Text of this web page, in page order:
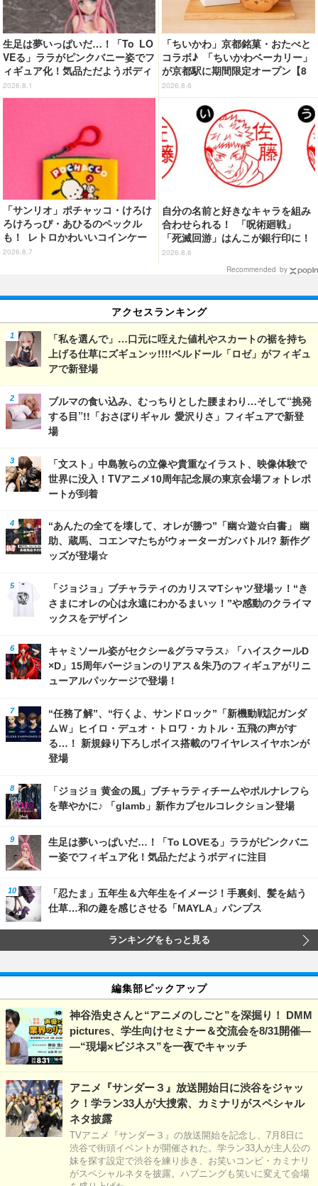
生足は夢いっぱいだ…！「To LO
VEる」ララがピンクバニー姿でフ
ィギュア化！気品ただようボディ
に注目
2026.8.1
「ちいかわ」京都銘菓・おたべと
コラボ♪ 「ちいかわベーカリー」
が京都駅に期間限定オープン【8
月13日～】
2026.8.6
「サンリオ」ポチャッコ・けろけ
ろけろっぴ・あひるのペックル
も！ レトロかわいいコインケー
ス第2弾がカプセルトイに登場♪
2026.8.7
自分の名前と好きなキャラを組み
合わせられる！ 「呪術廻戦」
「死滅回游」はんこが銀行印に！
虎杖悠仁、乙骨憂太ら16キャラ追
2026.8.6
Recommended by
アクセスランキング
「私を選んで」…口元に咥えた値札やスカートの裾を持ち
上げる仕草にズギュンッ!!!!ベルドール「ロゼ」がフィギュ
アで新登場
ブルマの食い込み、むっちりとした腰まわり…そして“挑発
する目”!!「おさぼりギャル 愛沢りさ」フィギュアで新登
場
「文スト」中島敦らの立像や貴重なイラスト、映像体験で
世界に没入！TVアニメ10周年記念展の東京会場フォトレポ
ートが到着
“あんたの全てを壊して、オレが勝つ”「幽☆遊☆白書」 幽
助、蔵馬、コエンマたちがウォーターガンバトル!? 新作グ
ッズが登場☆
「ジョジョ」ブチャラティのカリスマTシャツ登場ッ！“き
さまにオレの心は永遠にわかるまいッ！”や感動のクライマ
ックスをデザイン
キャミソール姿がセクシー&グラマラス♪ 「ハイスクールD
×D」15周年バージョンのリアス＆朱乃のフィギュアがリニ
ューアルパッケージで登場！
“任務了解”、“行くよ、サンドロック”「新機動戦記ガンダ
ムＷ」ヒイロ・デュオ・トロワ・カトル・五飛の声がす
る…！ 新規録り下ろしボイス搭載のワイヤレスイヤホンが
登場
「ジョジョ 黄金の風」ブチャラティチームやポルナレフら
を華やかに♪ 「glamb」新作カプセルコレクション登場
生足は夢いっぱいだ…！「To LOVEる」ララがピンクバニ
ー姿でフィギュア化！気品ただようボディに注目
「忍たま」五年生＆六年生をイメージ！手裏剣、髪を結う
仕草…和の趣を感じさせる「MAYLA」パンプス
ランキングをもっと見る
編集部ピックアップ
神谷浩史さんと“アニメのしごと”を深掘り！ DMM
pictures、学生向けセミナー＆交流会を8/31開催―
―“現場×ビジネス”を一夜でキャッチ
アニメ『サンダー３』放送開始日に渋谷をジャッ
ク！学ラン33人が大捜索、カミナリがスペシャル
ネタ披露
TVアニメ『サンダー３』の放送開始を記念し、7月8日に
渋谷で街頭イベントが開催された。学ラン33人が主人公の
妹を探す設定で渋谷を練り歩き、お笑いコンビ・カミナリ
がスペシャルネタを披露。ハプニングも笑いに変えて会場